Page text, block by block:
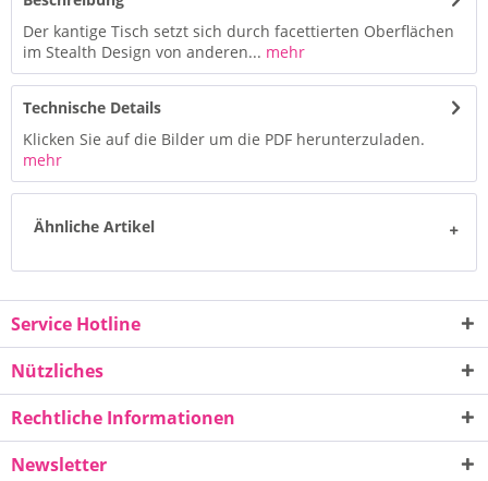
Der kantige Tisch setzt sich durch facettierten Oberflächen
im Stealth Design von anderen... mehr
Technische Details
Klicken Sie auf die Bilder um die PDF herunterzuladen.
mehr
Ähnliche Artikel
Service Hotline
Nützliches
Rechtliche Informationen
Newsletter